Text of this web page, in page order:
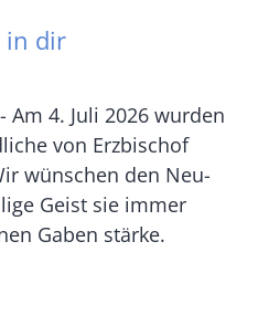
in dir
Am 4. Juli 2026 wurden
von Erzbischof
wünschen den Neu-
Geist sie immer
Gaben stärke.